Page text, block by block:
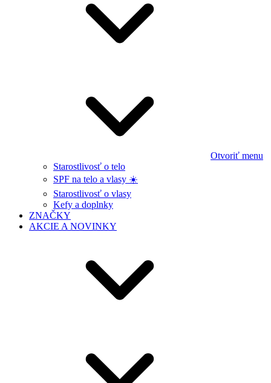
Otvoriť menu
Starostlivosť o telo
SPF na telo a vlasy ☀️
Starostlivosť o vlasy
Kefy a doplnky
ZNAČKY
AKCIE A NOVINKY